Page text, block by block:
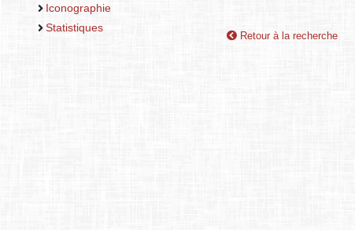
Iconographie
Statistiques
Retour à la recherche